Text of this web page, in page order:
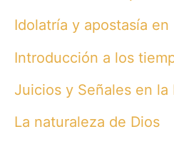
Idolatría y apostasía en
Introducción a los
Juicios y Señales en la
La naturaleza de Dios